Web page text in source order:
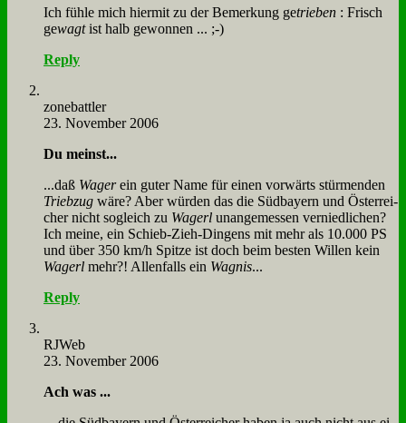
Ich füh­le mich hier­mit zu der Be­mer­kung getrie­ben : Frisch
gewagtist halb ge­won­nen ... ;-)
Reply
zone­batt­ler
23. November 2006
Du meinst...
...daß Wa­gerein gu­ter Na­me für ei­nen vor­wärts stür­men­den
Trieb­zug wä­re? Aber wür­den das die Süd­bay­ern und Öster­rei­
cher nicht so­gleich zu Wa­gerl un­an­ge­mes­sen ver­nied­li­chen?
Ich mei­ne, ein Schieb-Zieh-Din­gens mit mehr als 10.000 PS
und über 350 km/h Spit­ze ist doch beim be­sten Wil­len kein
Wa­gerl mehr?! Al­len­falls ein Wag­nis...
Reply
RJ­Web
23. November 2006
Ach was ...